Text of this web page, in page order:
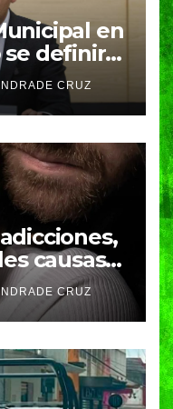
en
se definirá
CRUZ
causas
CRUZ